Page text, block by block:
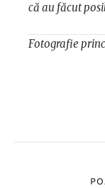
că au făcut
Fotografie